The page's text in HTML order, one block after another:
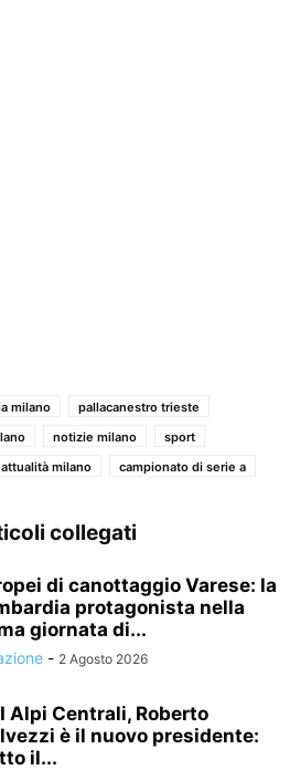
milano
pallacanestro trieste
notizie milano
sport
attualità milano campionato di serie a
collegati
di canottaggio Varese: la
protagonista nella
giornata di...
- 2 Agosto 2026
Alpi Centrali, Roberto
è il nuovo presidente:
il...